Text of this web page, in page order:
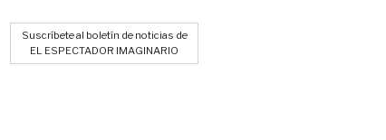
Suscríbete al boletín de noticias de
EL ESPECTADOR IMAGINARIO